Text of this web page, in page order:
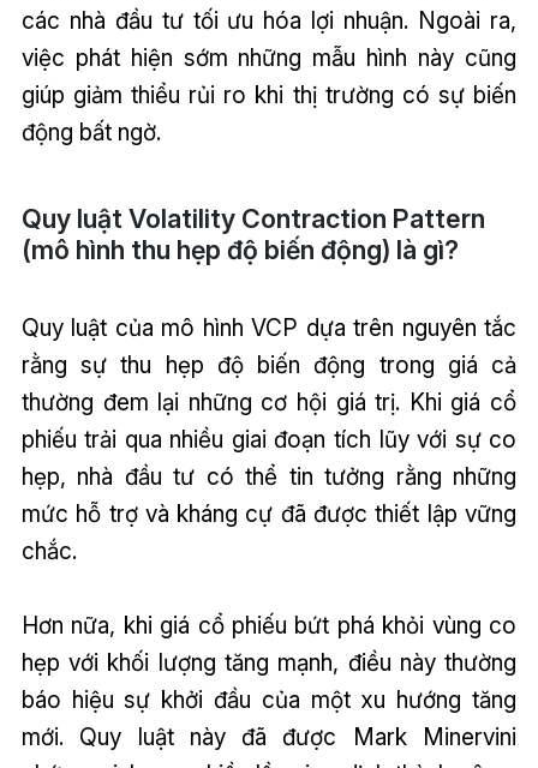
các nhà đầu tư tối ưu hóa lợi nhuận. Ngoài ra,
việc phát hiện sớm những mẫu hình này cũng
giúp giảm thiểu rủi ro khi thị trường có sự biến
động bất ngờ.
Quy luật Volatility Contraction Pattern
(mô hình thu hẹp độ biến động) là gì?
Quy luật của mô hình VCP dựa trên nguyên tắc
rằng sự thu hẹp độ biến động trong giá cả
thường đem lại những cơ hội giá trị. Khi giá cổ
phiếu trải qua nhiều giai đoạn tích lũy với sự co
hẹp, nhà đầu tư có thể tin tưởng rằng những
mức hỗ trợ và kháng cự đã được thiết lập vững
chắc.
Hơn nữa, khi giá cổ phiếu bứt phá khỏi vùng co
hẹp với khối lượng tăng mạnh, điều này thường
báo hiệu sự khởi đầu của một xu hướng tăng
mới. Quy luật này đã được Mark Minervini